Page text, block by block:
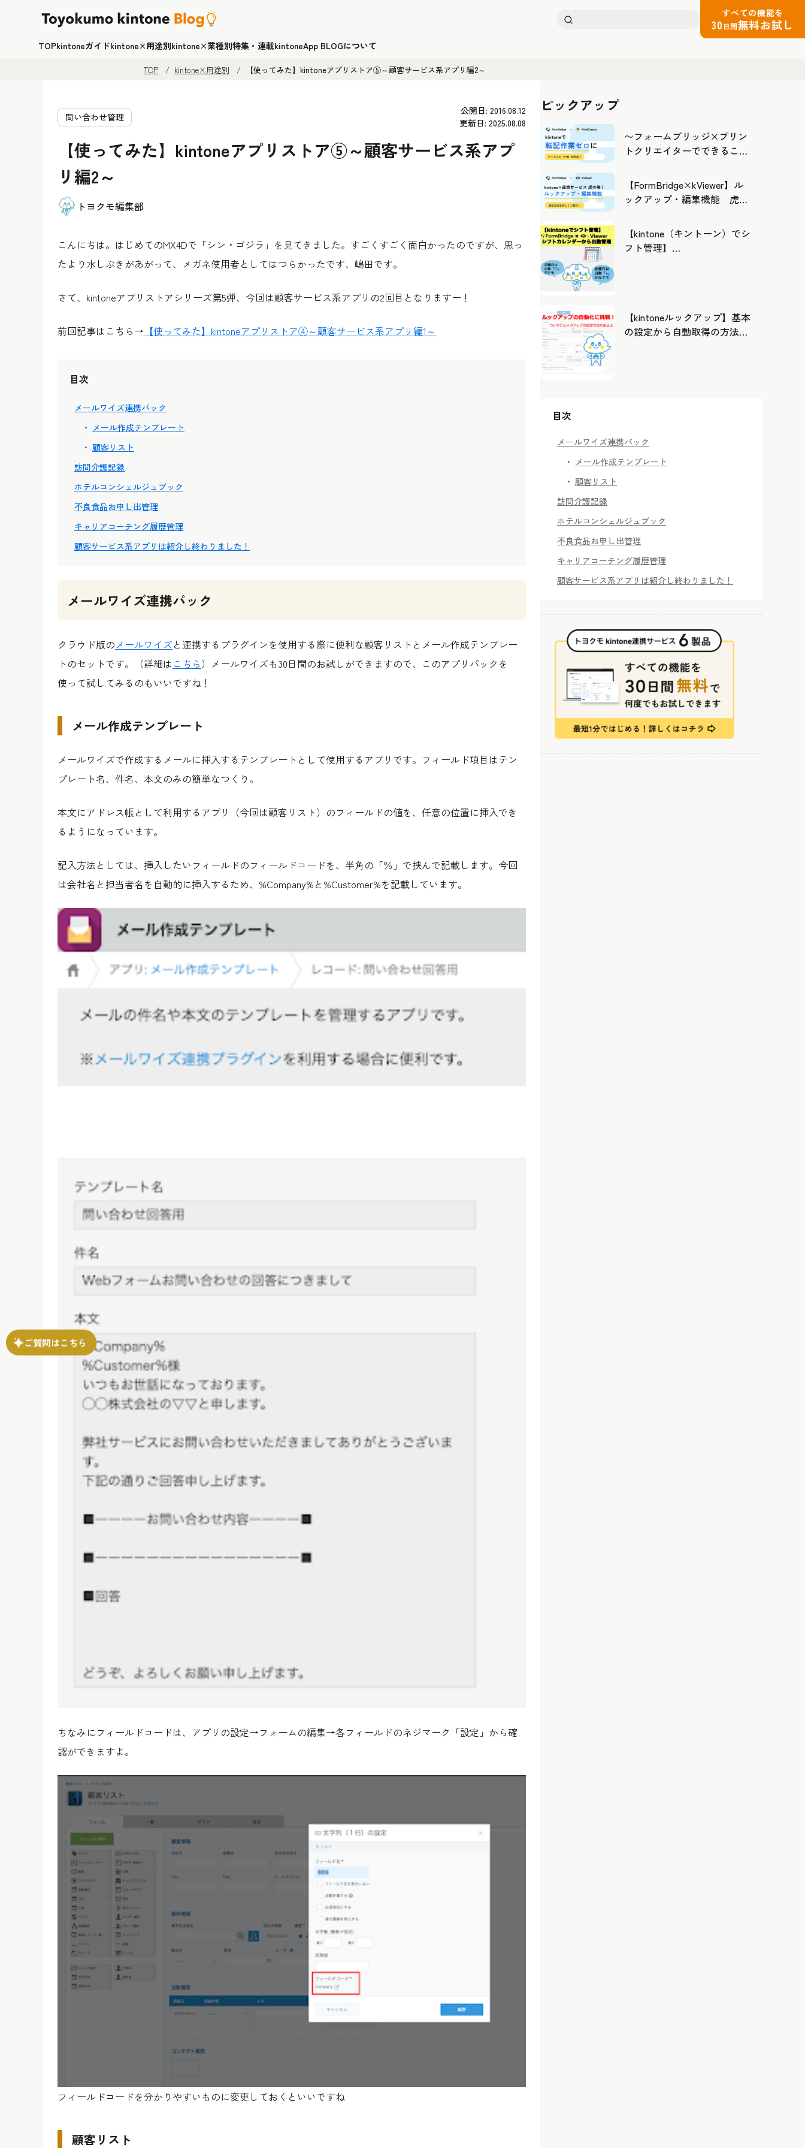
検
すべての機能を
30 日間無料お試し
TOPkintoneガイドkintone×用途別kintone×業種別特集・連載kintoneApp BLOGについて
TOP kintone×用途別 【使ってみた】kintoneアプリストア⑤～顧客サービス系アプリ編2～
問い合わせ管理
公開日: 2016.08.12
更新日: 2025.08.08
【使ってみた】kintoneアプリストア⑤～顧客サービス系アプ
リ編2～
トヨクモ編集部
こんにちは。はじめてのMX4Dで「シン・ゴジラ」を見てきました。すごくすごく面白かったのですが、思っ
たより水しぶきがあがって、メガネ使用者としてはつらかったです、嶋田です。
さて、kintoneアプリストアシリーズ第5弾、今回は顧客サービス系アプリの2回目となりますー！
前回記事はこちら→ 【使ってみた】kintoneアプリストア④～顧客サービス系アプリ編1～
目次
メールワイズ連携パック
メール作成テンプレート
顧客リスト
訪問介護記録
ホテルコンシェルジュブック
不良食品お申し出管理
キャリアコーチング履歴管理
顧客サービス系アプリは紹介し終わりました！
メールワイズ連携パック
クラウド版のメールワイズと連携するプラグインを使用する際に便利な顧客リストとメール作成テンプレー
トのセットです。
（詳細は こちら） メールワイズも30日間のお試しができますので、このアプリパックを
使って試してみるのもいいですね！
メール作成テンプレート
メールワイズで作成するメールに挿入するテンプレートとして使用するアプリです。フィールド項目はテン
プレート名、件名、本文のみの簡単なつくり。
本文にアドレス帳として利用するアプリ（今回は顧客リスト）のフィールドの値を、任意の位置に挿入でき
るようになっています。
記入方法としては、挿入したいフィールドのフィールドコードを、半角の「％」で挟んで記載します。今回
は会社名と担当者名を自動的に挿入するため、%Company%と%Customer%を記載しています。
ちなみにフィールドコードは、アプリの設定→フォームの編集→各フィールドのネジマーク「設定」から確
認ができますよ。
フィールドコードを分かりやすいものに変更しておくといいですね
顧客リスト
ピックアップ
〜フォームブリッジ×プリン
トクリエイターでできるこ
よう
【FormBridge×kViewer】ル
ックアップ・編集機能 虎の
【kintone（キントーン）でシ
フト管理】
【kintoneルックアップ】基本
の設定から自動取得の方法ま
目次
メールワイズ連携パック
メール作成テンプレート
顧客リスト
訪問介護記録
ホテルコンシェルジュブック
不良食品お申し出管理
キャリアコーチング履歴管理
顧客サービス系アプリは紹介し終わりました！
ご質問はこちら